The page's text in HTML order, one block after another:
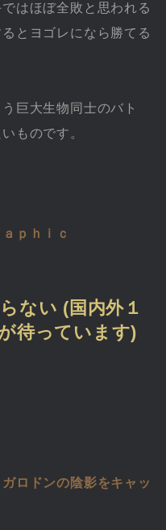
はほぼ全敗と思われる
とヨゴレになら勝てる
巨大生物同士のバト
ものです。
ｐｈｉｃ
ない (国内外１
待っています)
ロドンの陰影をキャッ